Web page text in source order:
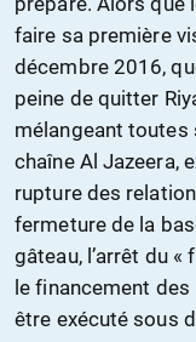
faire sa première
décembre 2016,
peine de quitter
mélangeant toutes
chaîne Al Jazeera,
rupture des
fermeture de la
gâteau, l’arrêt du
le financement
être exécuté sous